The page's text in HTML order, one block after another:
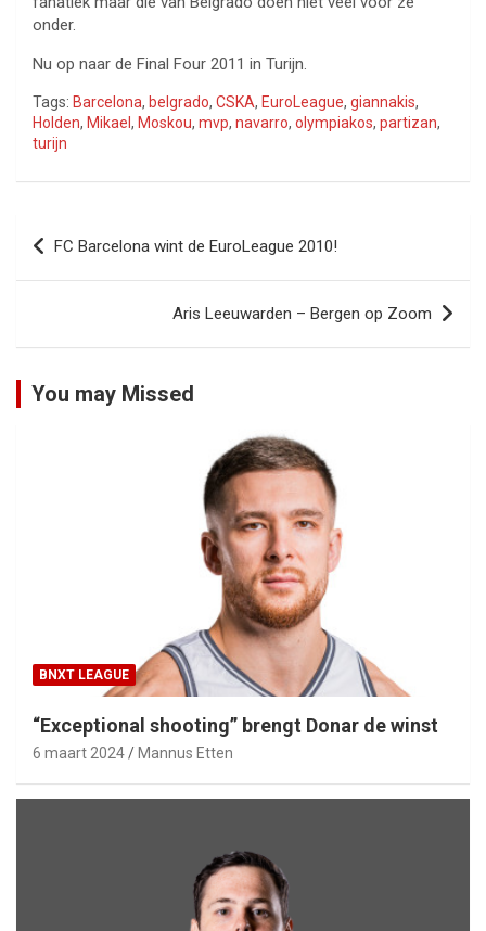
onder.
Nu op naar de Final Four 2011 in Turijn.
Tags: Barcelona, belgrado, CSKA, EuroLeague, giannakis,
Holden, Mikael , Moskou, mvp, navarro, olympiakos, partizan,
turijn
Bericht
navigatie
FC Barcelona wint de EuroLeague 2010!
Aris Leeuwarden – Bergen op Zoom
You may Missed
BNXT LEAGUE
“Exceptional shooting” brengt Donar de winst
6 maart 2024 Mannus Etten